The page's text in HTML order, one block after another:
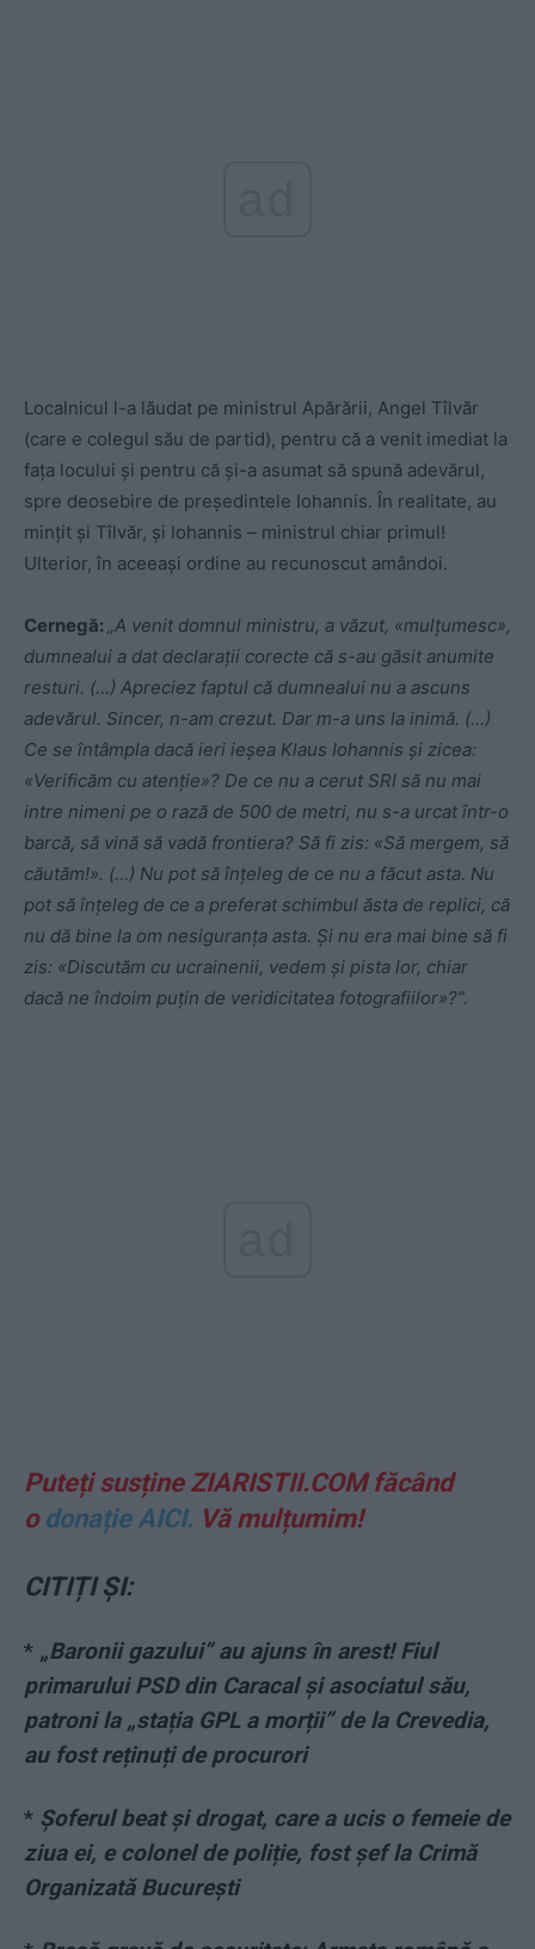
Localnicul l-a lăudat pe ministrul Apărării, Angel Tîlvăr
(care e colegul său de partid), pentru că a venit imediat la
fața locului și pentru că și-a asumat să spună adevărul,
spre deosebire de președintele Iohannis. În realitate, au
mințit și Tîlvăr, și Iohannis – ministrul chiar primul!
Ulterior, în aceeași ordine au recunoscut amândoi.
Cernegă: „A venit domnul ministru, a văzut, «mulțumesc»,
dumnealui a dat declarații corecte că s-au găsit anumite
resturi. (…) Apreciez faptul că dumnealui nu a ascuns
adevărul. Sincer, n-am crezut. Dar m-a uns la inimă. (…)
Ce se întâmpla dacă ieri ieșea Klaus Iohannis și zicea:
«Verificăm cu atenție»? De ce nu a cerut SRI să nu mai
intre nimeni pe o rază de 500 de metri, nu s-a urcat într-o
barcă, să vină să vadă frontiera? Să fi zis: «Să mergem, să
căutăm!». (…) Nu pot să înțeleg de ce nu a făcut asta. Nu
pot să înțeleg de ce a preferat schimbul ăsta de replici, că
nu dă bine la om nesiguranța asta. Și nu era mai bine să fi
zis: «Discutăm cu ucrainenii, vedem și pista lor, chiar
dacă ne îndoim puțin de veridicitatea fotografiilor»?”.
Puteți susține ZIARISTII.COM făcând
o donație AICI. Vă mulțumim!
CITIȚI ȘI:
* „Baronii gazului” au ajuns în arest! Fiul
primarului PSD din Caracal și asociatul său,
patroni la „stația GPL a morții” de la Crevedia,
au fost reținuți de procurori
* Șoferul beat și drogat, care a ucis o femeie de
ziua ei, e colonel de poliție, fost șef la Crimă
Organizată București